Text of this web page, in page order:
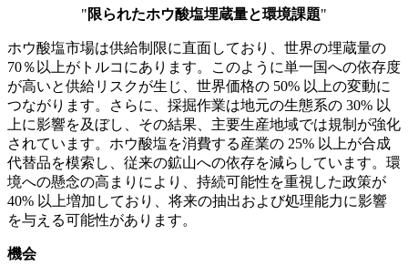
"限られたホウ酸塩埋蔵量と環境課題"
ホウ酸塩市場は供給制限に直面しており、世界の埋蔵量の
70％以上がトルコにあります。このように単一国への依存度
が高いと供給リスクが生じ、世界価格の 50% 以上の変動に
つながります。さらに、採掘作業は地元の生態系の 30% 以
上に影響を及ぼし、その結果、主要生産地域では規制が強化
されています。ホウ酸塩を消費する産業の 25% 以上が合成
代替品を模索し、従来の鉱山への依存を減らしています。環
境への懸念の高まりにより、持続可能性を重視した政策が
40% 以上増加しており、将来の抽出および処理能力に影響
を与える可能性があります。
機会